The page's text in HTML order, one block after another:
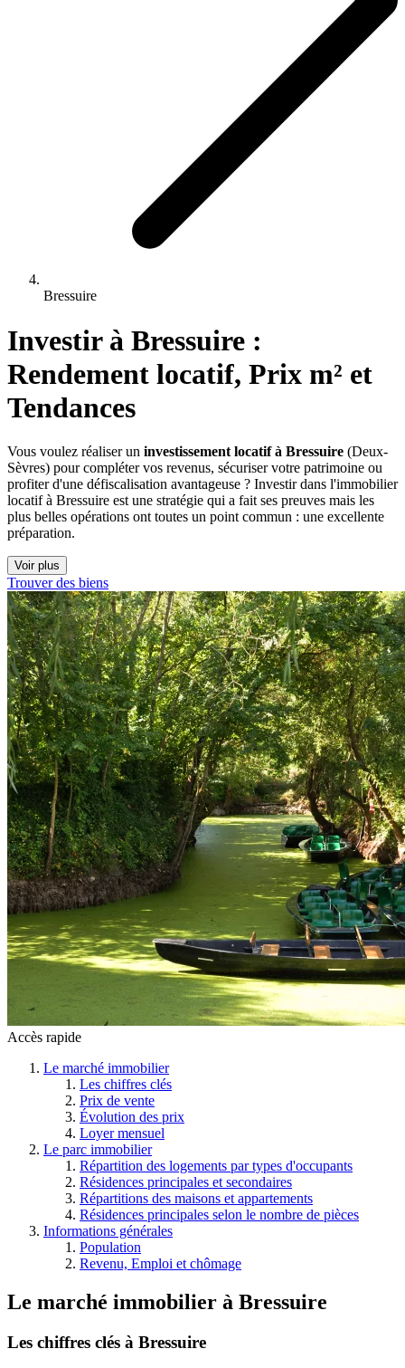
Bressuire
Investir à Bressuire :
Rendement locatif, Prix m² et
Tendances
Vous voulez réaliser un investissement locatif à Bressuire (Deux-
Sèvres) pour compléter vos revenus, sécuriser votre patrimoine ou
profiter d'une défiscalisation avantageuse ? Investir dans l'immobilier
locatif à Bressuire est une stratégie qui a fait ses preuves mais les
plus belles opérations ont toutes un point commun : une excellente
préparation.
Voir plus
Trouver des biens
Accès rapide
Le marché immobilier
Les chiffres clés
Prix de vente
Évolution des prix
Loyer mensuel
Le parc immobilier
Répartition des logements par types d'occupants
Résidences principales et secondaires
Répartitions des maisons et appartements
Résidences principales selon le nombre de pièces
Informations générales
Population
Revenu, Emploi et chômage
Le marché immobilier à Bressuire
Les chiffres clés à Bressuire